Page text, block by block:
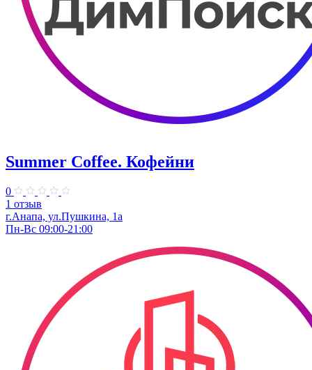
Summer Coffee. Кофейни
0
1 отзыв
г.Анапа, ул.Пушкина, 1а
Пн-Вс 09:00-21:00